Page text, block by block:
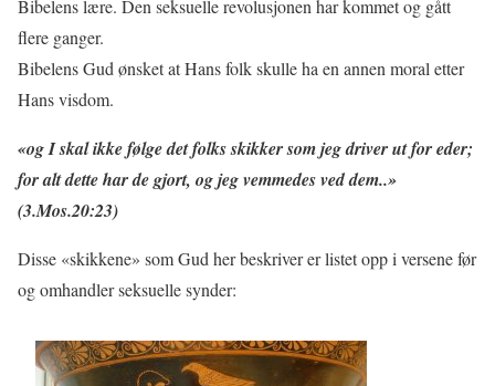
Bibelens lære. Den seksuelle revolusjonen har kommet og gått
flere ganger.
Bibelens Gud ønsket at Hans folk skulle ha en annen moral etter
Hans visdom.
«og I skal ikke følge det folks skikker som jeg driver ut for eder;
for alt dette har de gjort, og jeg vemmedes ved dem..»
(3.Mos.20:23)
Disse «skikkene» som Gud her beskriver er listet opp i versene før
og omhandler seksuelle synder: